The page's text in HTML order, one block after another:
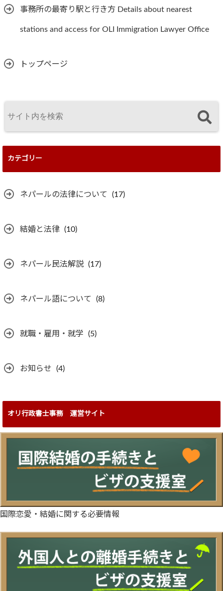
事務所の最寄り駅と行き方 Details about nearest
stations and access for OLI Immigration Lawyer Office
トップページ
カテゴリー
ネパールの法律について (17)
結婚と法律 (10)
ネパール民法解説 (17)
ネパール語について (8)
就職・雇用・就学 (5)
お知らせ (4)
オリ行政書士事務 運営サイト
国際恋愛・結婚に関する必要情報